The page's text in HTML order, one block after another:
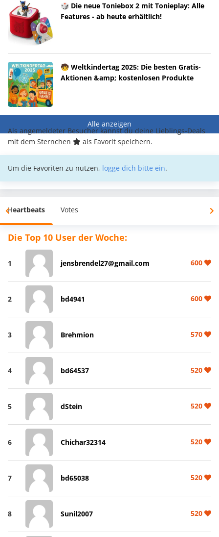
🎲 Die neue Toniebox 2 mit Tonieplay: Alle
Features - ab heute erhältlich!
🧒 Weltkindertag 2025: Die besten Gratis-
Aktionen &amp; kostenlosen Produkte
Alle anzeigen
Als angemeldeter Besucher kannst du deine Lieblings-Deals
mit dem Sternchen
als Favorit speichern.
Um die Favoriten zu nutzen, logge dich bitte ein.
Heartbeats Votes
Die Top 10 User der Woche:
1 jensbrendel27@gmail.com 600
2 bd4941 600
3 Brehmion 570
4 bd64537 520
5 dStein 520
6 Chichar32314 520
7 bd65038 520
8 Sunil2007 520